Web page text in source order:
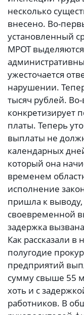
несколько
внесено. Во-
установленный
МРОТ
ужесточается
нарушении.
тысяч рублей.
конкретизирует
платы. Теперь
выплаты не
календарных
который она
временем
исполнение
пришла к выводу,
своевременной
задержка
Как рассказали в
полугодие
предприятий
сумму свыше 55
хоть и с
работников. В